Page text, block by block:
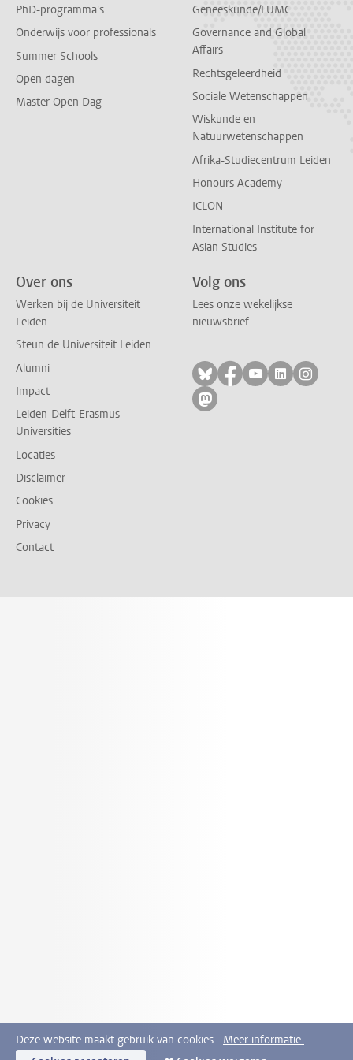
PhD-programma's
Onderwijs voor professionals
Summer Schools
Open dagen
Master Open Dag
Geneeskunde/LUMC
Governance and Global
Affairs
Rechtsgeleerdheid
Sociale Wetenschappen
Wiskunde en
Natuurwetenschappen
Afrika-Studiecentrum Leiden
Honours Academy
ICLON
International Institute for
Asian Studies
Over ons
Werken bij de Universiteit
Leiden
Steun de Universiteit Leiden
Alumni
Impact
Leiden-Delft-Erasmus
Universities
Locaties
Disclaimer
Cookies
Privacy
Contact
Volg ons
Lees onze wekelijkse
nieuwsbrief
Volg ons op bluesky
Volg ons op
Volg ons op
Volg ons
Volg
Volg ons op mastodon
Deze website maakt gebruik van cookies. Meer informatie.